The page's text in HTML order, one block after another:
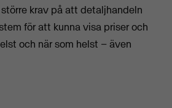
krav på att detaljhandeln
för att kunna visa priser och
och när som helst – även